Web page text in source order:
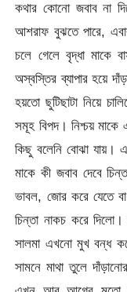
কথার কোনো জবাব না
আশরাফ বুঝতে পারে,
চলে গেলে বৃদ্ধা মাকে
অস্বস্তির ব্যাপার হয়ে
হয়তো ছুটিছাটা নিয়ে
সমূহ বিপদ। নিশ্চয় মাকে
কিছু বলেনি বোঝা যায়।
মাকে কী জবাব দেবে
ভাবল, জোর করে যেতে
চিন্তা নাকচ করে
সালমা এখনো মুখ বন্ধ
সামনে মাথা তুলে